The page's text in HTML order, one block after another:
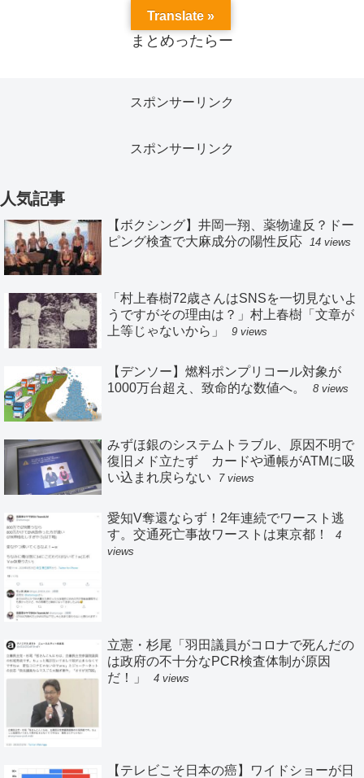
まとめったらー
スポンサーリンク
スポンサーリンク
人気記事
【ボクシング】井岡一翔、薬物違反？ドー
ピング検査で大麻成分の陽性反応
14 views
「村上春樹72歳さんはSNSを一切見ないよ
うですがその理由は？」村上春樹「文章が
上等じゃないから」
9 views
【デンソー】燃料ポンプリコール対象が
1000万台超え、致命的な数値へ。
8 views
みずほ銀のシステムトラブル、原因不明で
復旧メド立たず カードや通帳がATMに吸
い込まれ戻らない
7 views
愛知V奪還ならず！2年連続でワースト逃
す。交通死亡事故ワーストは東京都！
4
views
立憲・杉尾「羽田議員がコロナで死んだの
は政府の不十分なPCR検査体制が原因
だ！」
4 views
【テレビこそ日本の癌】ワイドショーが日
Translate »